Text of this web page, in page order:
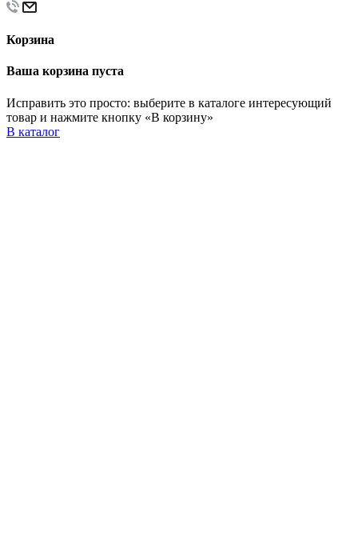
Корзина
Ваша корзина пуста
Исправить это просто: выберите в каталоге интересующий
товар и нажмите кнопку «В корзину»
В каталог